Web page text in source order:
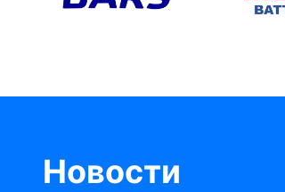
Новости